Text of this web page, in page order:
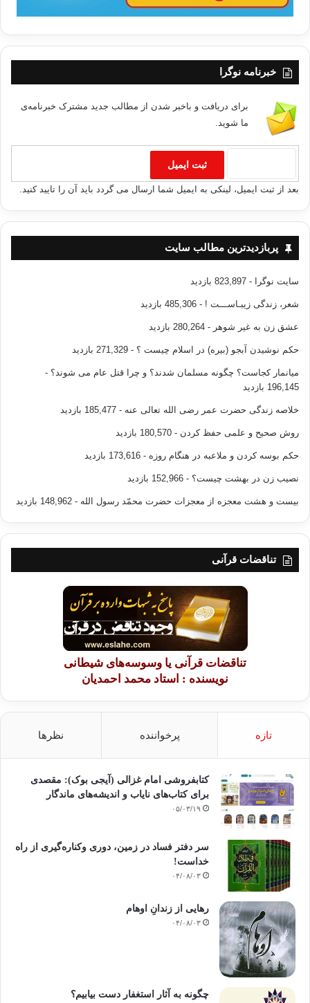
خبرنامه نوگرا
برای دریافت و باخبر شدن از مطالب جدید مشترک خبرنامه‌ی
ما شوید.
بعد از ثبت ایمیل، لینکی به ایمیل شما ارسال می گردد باید آن را تایید کنید.
پربازدیدترین مطالب سایت
سایت نوگرا - 823,897 بازدید
شعر، زندگی زیبـاســـت ! - 485,306 بازدید
عشق زن به غیر شوهر - 280,264 بازدید
حکم نوشیدن آبجو (بیره) در اسلام چیست ؟ - 271,329 بازدید
میانمار کجاست؟ چگونه مسلمان شدند؟ و چرا قتل عام می شوند؟ -
196,145 بازدید
خلاصه زندگی حضرت عمر رضی الله تعالی عنه - 185,477 بازدید
روش صحیح و علمی حفظ کردن - 180,570 بازدید
حکم بوسه کردن و ملاعبه در هنگام روزه - 173,616 بازدید
نصیب زن در بهشت چیست؟ - 152,966 بازدید
بیست و هشت معجزه از معجزات حضرت محمّد رسول الله - 148,962 بازدید
تناقضات قرآنی
تناقضات قرآنی یا وسوسه‌های شیطانی
نویسنده : استاد محمد احمدیان
تازه پرخواننده نظرها
کتابفروشی امام غزالی (آیجی بوک): مقصدی
برای کتاب‌های نایاب و اندیشه‌های ماندگار
۰۵/۰۳/۱۹
سر دفتر فساد در زمین‌، دوری وکناره‌گیری از راه
خداست‌!
۰۴/۰۸/۰۳
رهایی از زندانِ اوهام
۰۴/۰۸/۰۳
چگونه به آثار استغفار دست بیابیم؟